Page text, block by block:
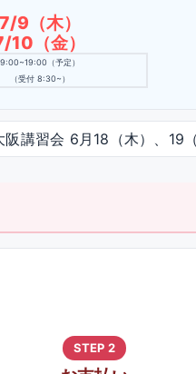
7/9（木）
10（金）
9:00~19:00（予定）
（受付 8:30~）
講習会 6月18（木）、19（
STEP 2